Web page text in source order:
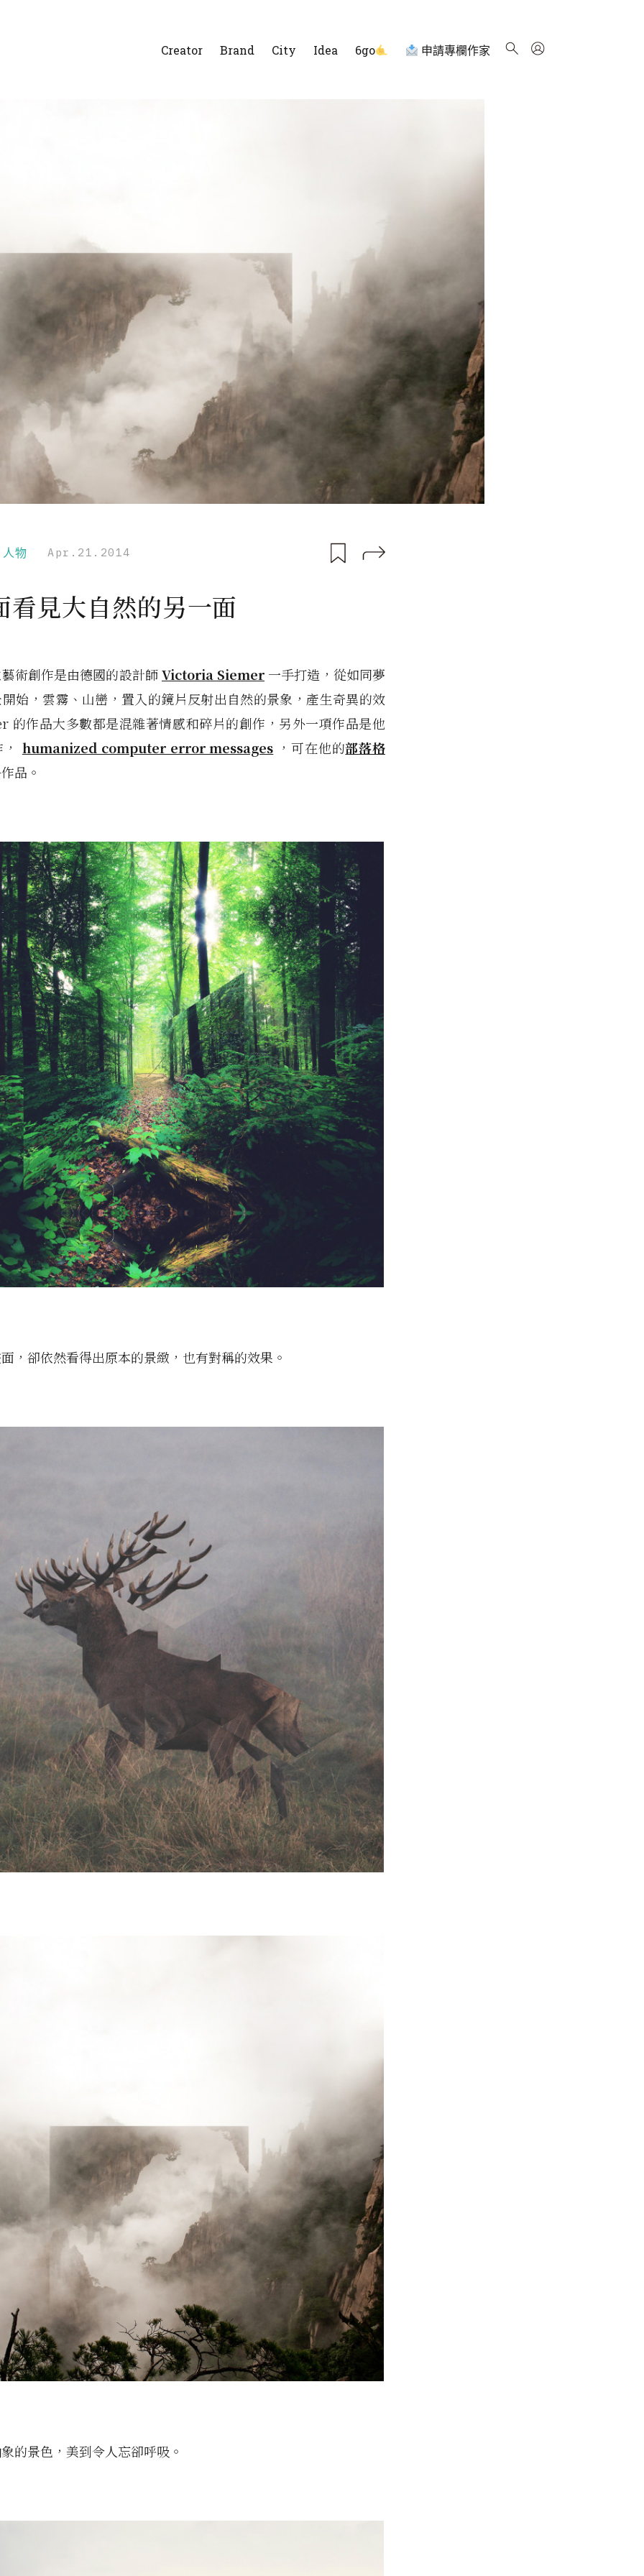
Creator Brand City Idea 6go 申請專欄作家
物 Apr.21.2014
看見大自然的另一面
術創作是由德國的設計師Victoria Siemer 一手打造，從如同夢
始，雲霧、山巒，置入的鏡片反射出自然的景象，產生奇異的效
的作品大多數都是混雜著情感和碎片的創作，另外一項作品是他
humanized computer error messages ，可在他的部落格
品。
，卻依然看得出原本的景緻，也有對稱的效果。
的景色，美到令人忘卻呼吸。